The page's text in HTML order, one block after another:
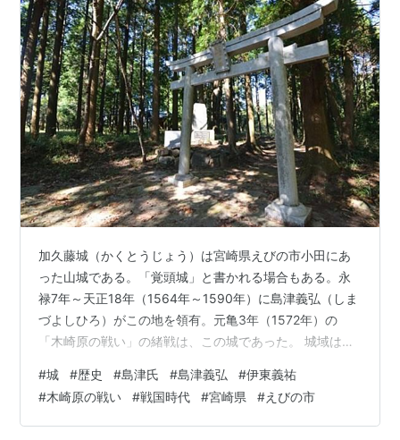
加久藤城（かくとうじょう）は宮崎県えびの市小田にあ
った山城である。「覚頭城」と書かれる場合もある。永
禄7年～天正18年（1564年～1590年）に島津義弘（しま
づよしひろ）がこの地を領有。元亀3年（1572年）の
「木崎原の戦い」の緒戦は、この城であった。 城域は東
陵に築かれている。周囲は断崖で、いかにも堅固な感じ
である。本城のほかに新城・中城・小城が連なり、防御
力をさらに高めてある。 伊東軍のしくじりのはじまり 加
#城 #歴史 #島津氏 #島津義弘 #伊東義祐
#木崎原の戦い #戦国時代 #宮崎県 #えびの市